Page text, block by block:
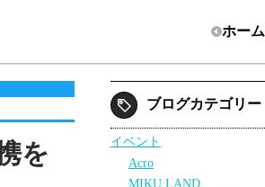
ホーム
を
ブログカテゴリー
イベント
Acro
MIKU LAND